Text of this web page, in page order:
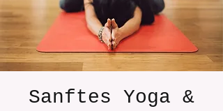
Sanftes Yoga &